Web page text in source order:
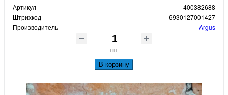
Артикул
400382688
Штрихкод
6930127001427
Производитель
Argus
шт
В корзину